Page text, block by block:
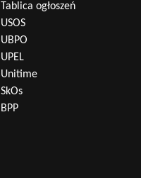
Tablica ogłoszeń
USOS
UBPO
UPEL
Unitime
SkOs
BPP